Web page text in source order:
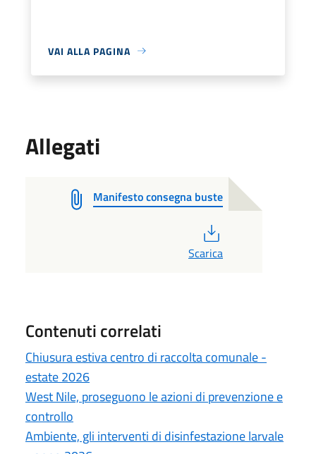
VAI ALLA PAGINA
Allegati
Manifesto consegna buste
Scarica
Contenuti correlati
Chiusura estiva centro di raccolta comunale -
estate 2026
West Nile, proseguono le azioni di prevenzione e
controllo
Ambiente, gli interventi di disinfestazione larvale